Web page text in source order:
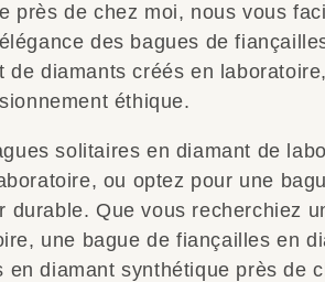
près de chez moi, nous vous
des bagues de
de diamants créés en
éthique.
solitaires en diamant de
ou optez pour une
durable. Que vous recherchiez
une bague de fiançailles en
en diamant synthétique près de